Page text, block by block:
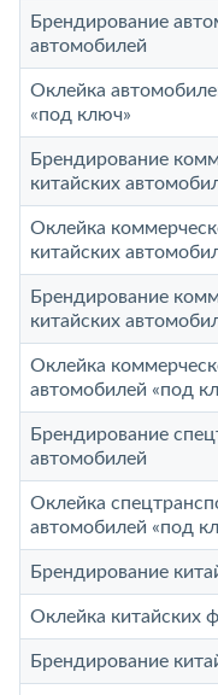
Брендирование
автомобилей
Оклейка
«под ключ»
Брендирование
китайских
Оклейка
китайских
Брендирование
китайских
Оклейка
автомобилей «под
Брендирование
автомобилей
Оклейка
автомобилей «под
Брендирование
Оклейка китайских
Брендирование